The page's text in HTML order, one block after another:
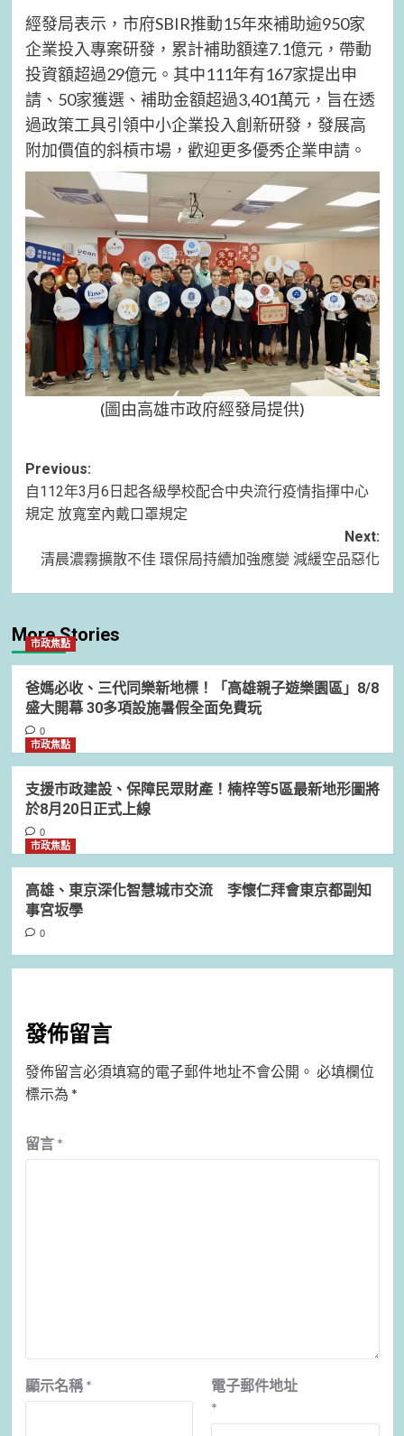
經發局表示，市府SBIR推動15年來補助逾950家
企業投入專案研發，累計補助額達7.1億元，帶動
投資額超過29億元。其中111年有167家提出申
請、50家獲選、補助金額超過3,401萬元，旨在透
過政策工具引領中小企業投入創新研發，發展高
附加價值的斜槓市場，歡迎更多優秀企業申請。
(圖由高雄市政府經發局提供)
Post
navigation
Previous:
自112年3月6日起各級學校配合中央流行疫情指揮中心
規定 放寬室內戴口罩規定
Next:
清晨濃霧擴散不佳 環保局持續加強應變 減緩空品惡化
More Stories
市政焦點
爸媽必收、三代同樂新地標！「高雄親子遊樂園區」8/8
盛大開幕 30多項設施暑假全面免費玩
0
市政焦點
支援市政建設、保障民眾財產！楠梓等5區最新地形圖將
於8月20日正式上線
0
市政焦點
高雄、東京深化智慧城市交流 李懷仁拜會東京都副知
事宮坂學
0
發佈留言
發佈留言必須填寫的電子郵件地址不會公開。 必填欄位
標示為 *
留言 *
顯示名稱 *
電子郵件地址
*